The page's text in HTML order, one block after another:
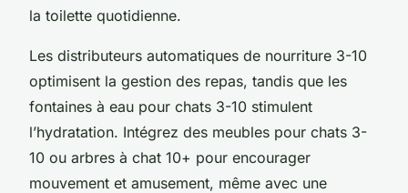
la toilette quotidienne.
Les distributeurs automatiques de nourriture 3-10
optimisent la gestion des repas, tandis que les
fontaines à eau pour chats 3-10 stimulent
l’hydratation. Intégrez des meubles pour chats 3-
10 ou arbres à chat 10+ pour encourager
mouvement et amusement, même avec une